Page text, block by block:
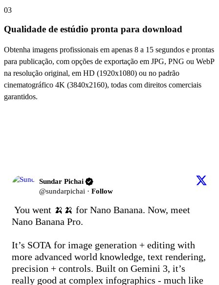
03
Qualidade de estúdio pronta para download
Obtenha imagens profissionais em apenas 8 a 15 segundos e prontas
para publicação, com opções de exportação em JPG, PNG ou WebP
na resolução original, em HD (1920x1080) ou no padrão
cinematográfico 4K (3840x2160), todas com direitos comerciais
garantidos.
Sundar Pichai
@sundarpichai · Follow
You went 🍌🍌 for Nano Banana. Now, meet
Nano Banana Pro.
It’s SOTA for image generation + editing with
more advanced world knowledge, text rendering,
precision + controls. Built on Gemini 3, it’s
really good at complex infographics - much like